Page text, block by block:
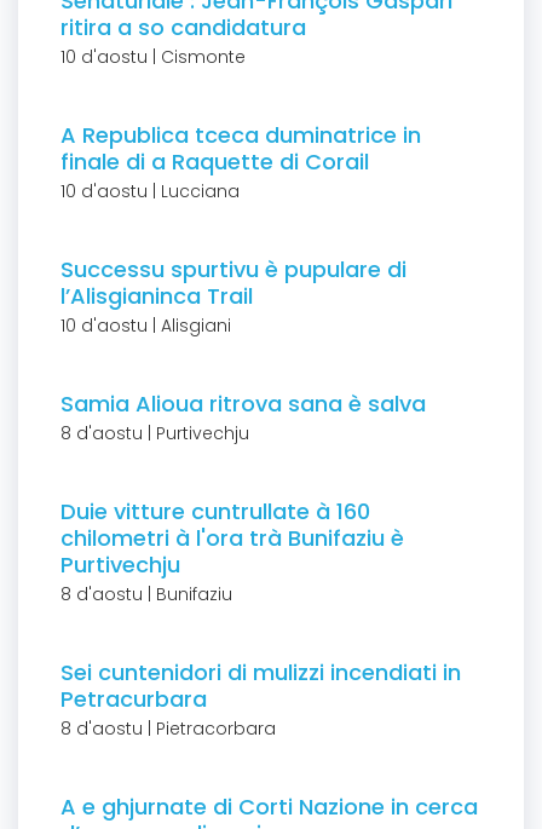
ritira a so candidatura
10 d'aostu | Cismonte
A Republica tceca duminatrice in
finale di a Raquette di Corail
10 d'aostu | Lucciana
Successu spurtivu è pupulare di
l’Alisgianinca Trail
10 d'aostu | Alisgiani
Samia Alioua ritrova sana è salva
8 d'aostu | Purtivechju
Duie vitture cuntrullate à 160
chilometri à l'ora trà Bunifaziu è
Purtivechju
8 d'aostu | Bunifaziu
Sei cuntenidori di mulizzi incendiati in
Petracurbara
8 d'aostu | Pietracorbara
A e ghjurnate di Corti Nazione in cerca